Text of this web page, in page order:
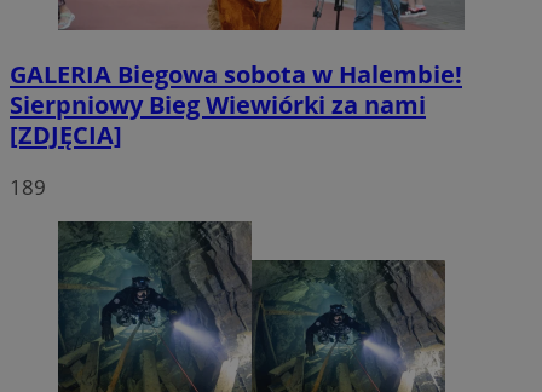
GALERIA Biegowa sobota w Halembie!
Sierpniowy Bieg Wiewiórki za nami
[ZDJĘCIA]
189